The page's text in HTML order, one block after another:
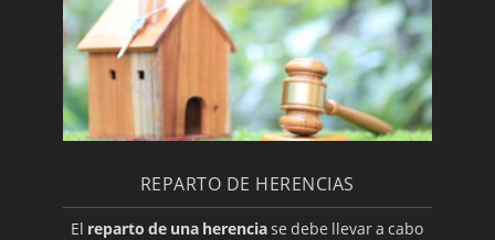
REPARTO DE HERENCIAS
El reparto de una herenciase debe llevar a cabo